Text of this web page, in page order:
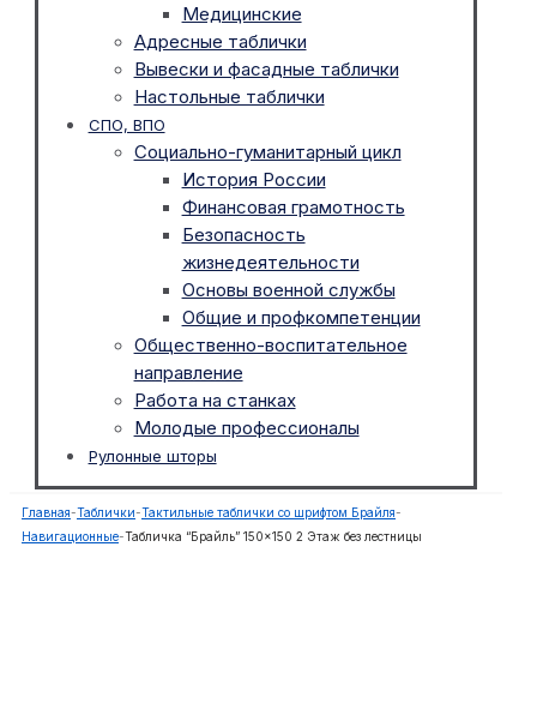
Медицинские
Адресные таблички
Вывески и фасадные таблички
Настольные таблички
СПО, ВПО
Социально-гуманитарный цикл
История России
Финансовая грамотность
Безопасность
жизнедеятельности
Основы военной службы
Общие и профкомпетенции
Общественно-воспитательное
направление
Работа на станках
Молодые профессионалы
Рулонные шторы
Главная-Таблички-Тактильные таблички со шрифтом Брайля-
Навигационные-Табличка “Брайль” 150×150 2 Этаж без лестницы